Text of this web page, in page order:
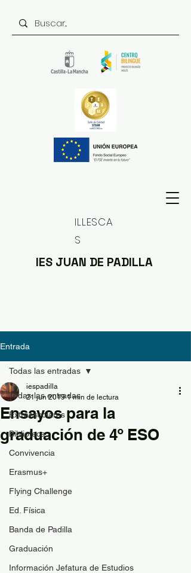
ILLESCA
S
IES JUAN DE PADILLA
Entrada
Todas las entradas
Extraescolares
Biblioteca
Convivencia
Erasmus+
Flying Challenge
Ed. Física
Banda de Padilla
Graduación
Información Jefatura de Estudios
Todas las entradas
Ensayos para la
graduación de 4º ESO
iespadilla
21 jun 2019 1 min de lectura